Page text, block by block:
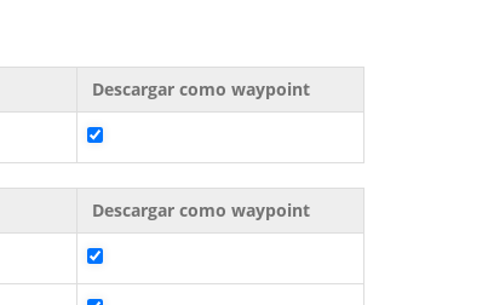
Descargar como waypoint
Descargar como waypoint